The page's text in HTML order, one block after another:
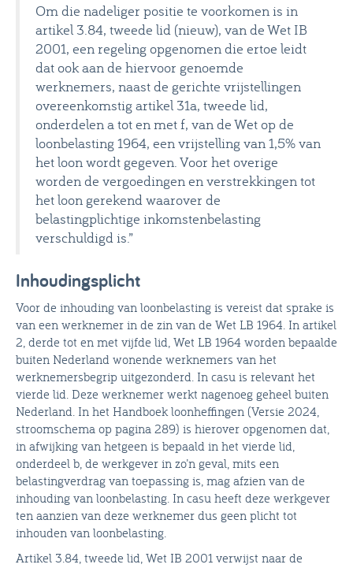
Om die nadeliger positie te voorkomen is in
artikel 3.84, tweede lid (nieuw), van de Wet IB
2001, een regeling opgenomen die ertoe leidt
dat ook aan de hiervoor genoemde
werknemers, naast de gerichte vrijstellingen
overeenkomstig artikel 31a, tweede lid,
onderdelen a tot en met f, van de Wet op de
loonbelasting 1964, een vrijstelling van 1,5% van
het loon wordt gegeven. Voor het overige
worden de vergoedingen en verstrekkingen tot
het loon gerekend waarover de
belastingplichtige inkomstenbelasting
verschuldigd is.”
Inhoudingsplicht
Voor de inhouding van loonbelasting is vereist dat sprake is
van een werknemer in de zin van de Wet LB 1964. In artikel
2, derde tot en met vijfde lid, Wet LB 1964 worden bepaalde
buiten Nederland wonende werknemers van het
werknemersbegrip uitgezonderd. In casu is relevant het
vierde lid. Deze werknemer werkt nagenoeg geheel buiten
Nederland. In het Handboek loonheffingen (Versie 2024,
stroomschema op pagina 289) is hierover opgenomen dat,
in afwijking van hetgeen is bepaald in het vierde lid,
onderdeel b, de werkgever in zo’n geval, mits een
belastingverdrag van toepassing is, mag afzien van de
inhouding van loonbelasting. In casu heeft deze werkgever
ten aanzien van deze werknemer dus geen plicht tot
inhouden van loonbelasting.
Artikel 3.84, tweede lid, Wet IB 2001 verwijst naar de